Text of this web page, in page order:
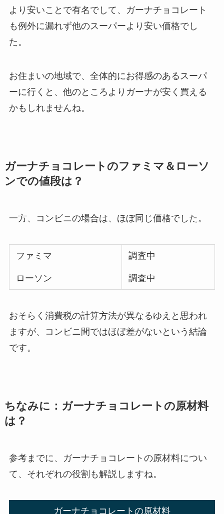
より安いことで有名でして、ガーナチョコレート
も例外に漏れず他のスーパーより安い価格でし
た。
お住まいの地域で、全体的にお得感のあるスーパ
ーに行くと、他のところよりガーナが安く買える
かもしれませんね。
ガーナチョコレートのファミマ＆ローソ
ンでの値段は？
一方、コンビニの場合は、ほぼ同じ価格でした。
ファミマ 調査中
ローソン 調査中
おそらく消費税の計算方法が異なるゆえと思われ
ますが、コンビニ間ではほぼ差がないという結論
です。
ちなみに：ガーナチョコレートの原材料
は？
参考までに、ガーナチョコレートの原材料につい
て、それぞれの役割も解説しますね。
ガーナチョコレートの原材料